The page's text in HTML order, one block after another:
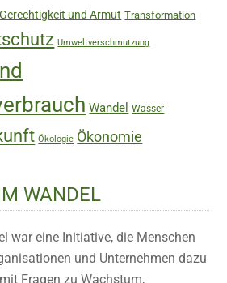
und Armut Transformation
Umweltverschmutzung
Wandel Wasser
Ökologie Ökonomie
WANDEL
war eine Initiative, die Menschen
und Unternehmen dazu
Fragen zu Wachstum,